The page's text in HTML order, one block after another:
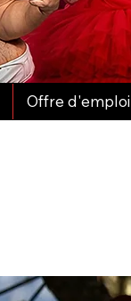
Offre d'emploi